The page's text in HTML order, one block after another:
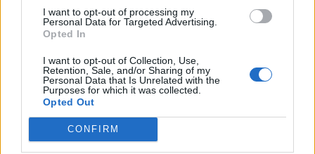
I want to opt-out of processing my
Personal Data for Targeted Advertising.
Opted In
I want to opt-out of Collection, Use,
Retention, Sale, and/or Sharing of my
Personal Data that Is Unrelated with the
Purposes for which it was collected.
Opted Out
CONFIRM
A keresett cikk a portfolio.hu hírarchívumához
tartozik, melynek olvasása előfizetéses
Az előfizetés a következőket tartalmazza:
Portfolio.hu teljes cikkarchívum
Kötéslisták: BÉT elmúlt 2 év napon belüli
kötéslistái